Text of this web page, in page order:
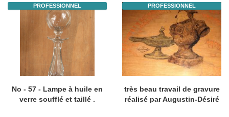
PROFESSIONNEL
No - 57 - Lampe à huile en
verre soufflé et taillé .
PROFESSIONNEL
très beau travail de gravure
réalisé par Augustin-Désiré